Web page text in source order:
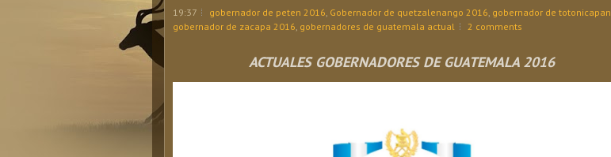
19:37 gobernador de peten 2016 Gobernador de quetzalenango 2016 gobernador de totonicapan
gobernador de zacapa 2016 gobernadores de guatemala actual 2 comments
ACTUALES GOBERNADORES DE GUATEMALA 2016